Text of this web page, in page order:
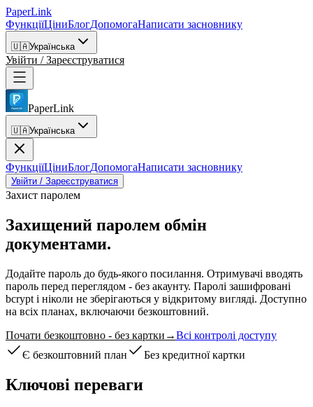
PaperLink
ФункціїЦіниБлогДопомогаНаписати засновнику
🇺🇦Українська
Увійти / Зареєструватися
PaperLink
🇺🇦Українська
ФункціїЦіниБлогДопомогаНаписати засновнику
Увійти / Зареєструватися
Захист паролем
Захищений паролем обмін
документами.
Додайте пароль до будь-якого посилання. Отримувачі вводять
пароль перед переглядом - без акаунту. Паролі зашифровані
bcrypt і ніколи не зберігаються у відкритому вигляді. Доступно
на всіх планах, включаючи безкоштовний.
Почати безкоштовно - без картки →Всі контролі доступу
Є безкоштовний план
Без кредитної картки
Ключові переваги